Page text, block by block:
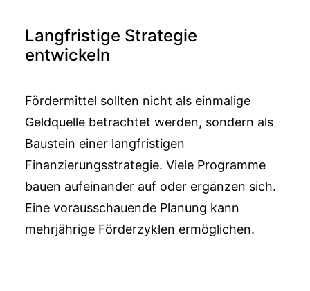
Langfristige Strategie
entwickeln
Fördermittel sollten nicht als einmalige
Geldquelle betrachtet werden, sondern als
Baustein einer langfristigen
Finanzierungsstrategie. Viele Programme
bauen aufeinander auf oder ergänzen sich.
Eine vorausschauende Planung kann
mehrjährige Förderzyklen ermöglichen.